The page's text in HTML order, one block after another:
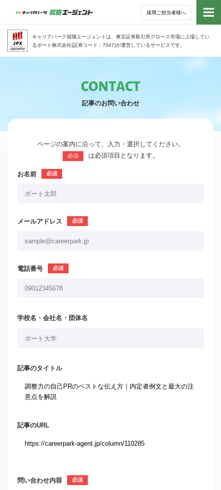
採用ご担当者様へ
キャリアパーク就職エージェントは、東京証券取引所グロース市場に上場してい
るポート株式会社(証券コード：7047)が運営しているサービスです。
トッ
記事のお問い合わせ
ページの案内に沿って、入力・選択してください。
必須 は必須項目となります。
お名前
メールアドレス
電話番号
学校名・会社名・団体名
記事のタイトル
記事のURL
問い合わせ内容